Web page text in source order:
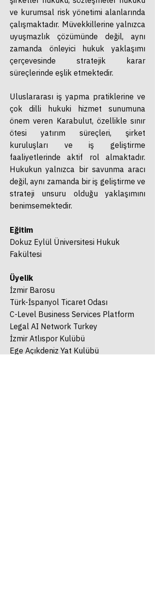
ve kurumsal risk yönetimi alanlarında
çalışmaktadır. Müvekkillerine yalnızca
uyuşmazlık çözümünde değil, aynı
zamanda önleyici hukuk yaklaşımı
çerçevesinde stratejik karar
süreçlerinde eşlik etmektedir.
Uluslararası iş yapma pratiklerine ve
çok dilli hukuki hizmet sunumuna
önem veren Karabulut, özellikle sınır
ötesi yatırım süreçleri, şirket
kuruluşları ve iş geliştirme
faaliyetlerinde aktif rol almaktadır.
Hukukun yalnızca bir savunma aracı
değil, aynı zamanda bir iş geliştirme ve
strateji unsuru olduğu yaklaşımını
benimsemektedir.
Eğitim
Dokuz Eylül Üniversitesi Hukuk
Fakültesi
Üyelik
İzmir Barosu
Türk-İspanyol Ticaret Odası
C-Level Business Services Platform
Legal AI Network Turkey
İzmir Atlıspor Kulübü
Ege Açıkdeniz Yat Kulübü